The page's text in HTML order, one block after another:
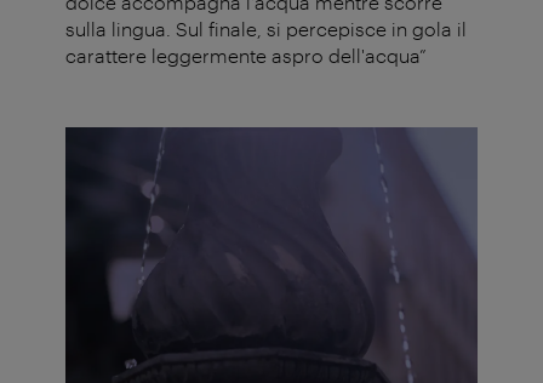
sulla lingua. Sul finale, si percepisce in gola il
carattere leggermente aspro dell'acqua”